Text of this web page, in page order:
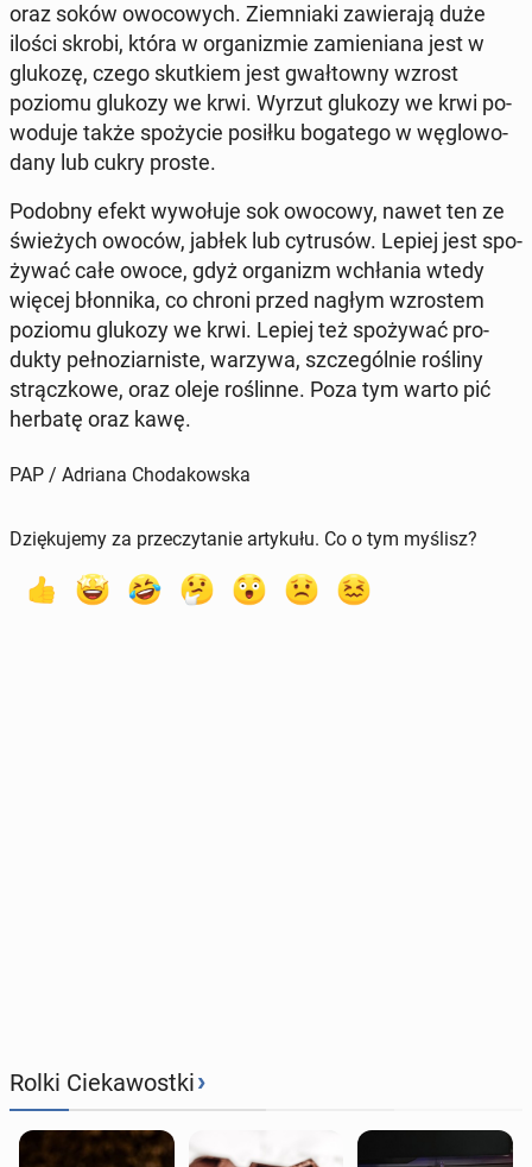
oraz soków owo­co­wych. Ziem­nia­ki za­wie­ra­ją duże
ilości skrobi, która w or­ga­ni­zmie za­mie­nia­na jest w
glukozę, czego skut­kiem jest gwał­tow­ny wzrost
poziomu glukozy we krwi. Wyrzut glukozy we krwi po­
wo­du­je także spo­ży­cie posiłku bo­ga­te­go w wę­glo­wo­
da­ny lub cukry proste.
Podobny efekt wy­wo­łu­je sok owocowy, nawet ten ze
świe­żych owoców, jabłek lub cy­tru­sów. Lepiej jest spo­
ży­wać całe owoce, gdyż or­ga­nizm wchła­nia wtedy
więcej błon­ni­ka, co chroni przed nagłym wzro­stem
poziomu glukozy we krwi. Lepiej też spo­ży­wać pro­
duk­ty peł­no­ziar­ni­ste, warzywa, szcze­gól­nie rośliny
strącz­ko­we, oraz oleje ro­ślin­ne. Poza tym warto pić
herbatę oraz kawę.
PAP / Adriana Chodakowska
Dziękujemy za przeczytanie artykułu. Co o tym myślisz?
Rolki Ciekawostki›